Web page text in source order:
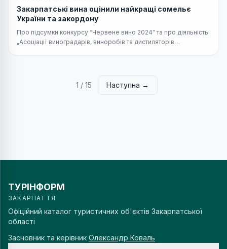
Закарпатські вина оцінили найкращі сомельє
України та закордону
Про підсумки конкурсу “Червене вино 2024” та про діяльність
„Асоціації виноградарів, виноробів та дистиляторів
1 / 15 Наступна →
ТУРІНФОРМ
ЗАКАРПАТТЯ
Офіційний каталог туристичних об'єктів Закарпатської
області
Засновник та керівник Олександр Коваль